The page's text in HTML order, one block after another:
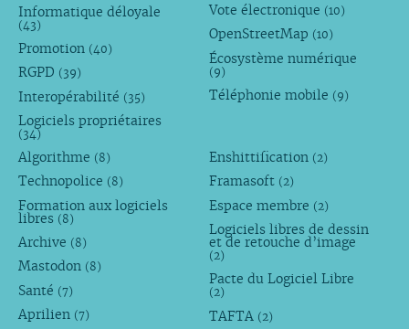
Informatique déloyale
(43)
Promotion (40)
RGPD (39)
Interopérabilité (35)
Logiciels propriétaires
(34)
Vote électronique (10)
OpenStreetMap (10)
Écosystème numérique
(9)
Téléphonie mobile (9)
Algorithme (8)
Technopolice (8)
Formation aux logiciels
libres (8)
Archive (8)
Mastodon (8)
Santé (7)
Aprilien (7)
Enshittification (2)
Framasoft (2)
Espace membre (2)
Logiciels libres de dessin
et de retouche d’image
(2)
Pacte du Logiciel Libre
(2)
TAFTA (2)